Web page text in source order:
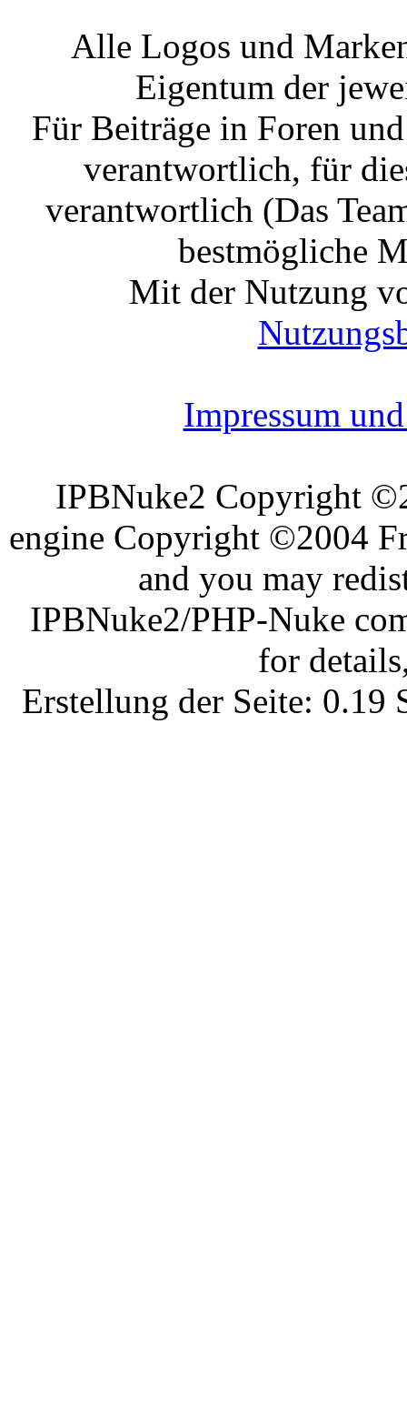
Alle Logos und
Eigentum der
Für Beiträge in Foren
verantwortlich, für
verantwortlich (Das
bestmögliche
Mit der Nutzung
Impressum
IPBNuke2 Copyright
engine Copyright ©2004
and you may
IPBNuke2/PHP-Nuke
for
Erstellung der Seite: 0.19